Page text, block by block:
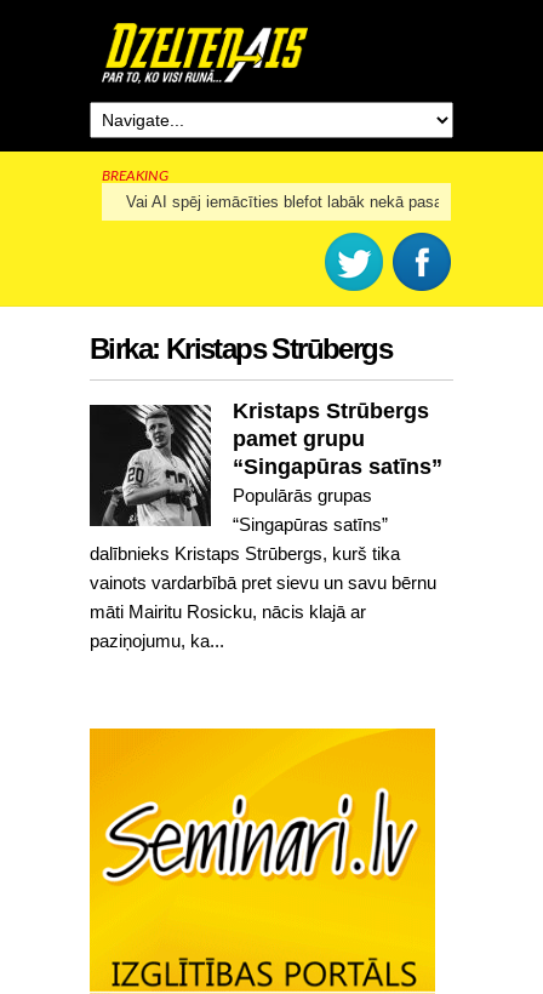
BREAKING
Vai AI spēj iemācīties blefot labāk nekā pasaules labākie
Birka: Kristaps Strūbergs
Kristaps Strūbergs
pamet grupu
“Singapūras satīns”
Populārās grupas
“Singapūras satīns”
dalībnieks Kristaps Strūbergs, kurš tika
vainots vardarbībā pret sievu un savu bērnu
māti Mairitu Rosicku, nācis klajā ar
paziņojumu, ka...